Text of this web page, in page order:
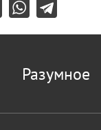
Разумное